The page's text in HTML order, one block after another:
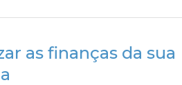
as finanças da sua